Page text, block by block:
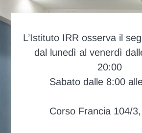
L’Istituto IRR osserva il
dal lunedì al venerdì
20:00
Sabato dalle 8:00
Corso Francia 104/